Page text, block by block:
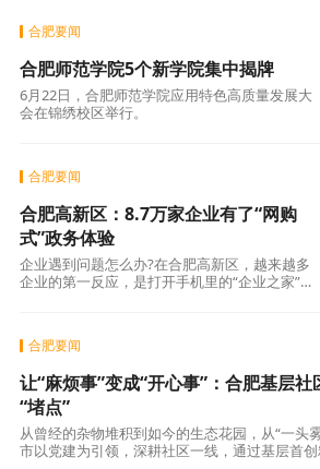
合肥要闻
合肥师范学院5个新学院集中揭牌
6月22日，合肥师范学院应用特色高质量发展大
会在锦绣校区举行。
合肥要闻
合肥高新区：8.7万家企业有了“网购
式”政务体验
企业遇到问题怎么办?在合肥高新区，越来越多
企业的第一反应，是打开手机里的“企业之家”小
合肥要闻
让“麻烦事”变成“开心事”：合肥基层
“堵点”
从曾经的杂物堆积到如今的生态花园，从“一头
市以党建为引领，深耕社区一线，通过基层首